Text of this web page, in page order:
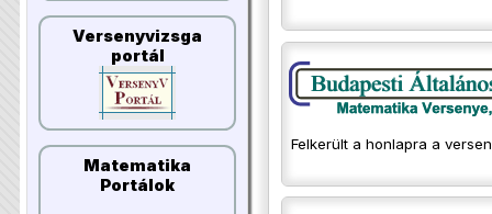
Versenyvizsga
portál
Matematika
Portálok
Felkerült a honlapra a